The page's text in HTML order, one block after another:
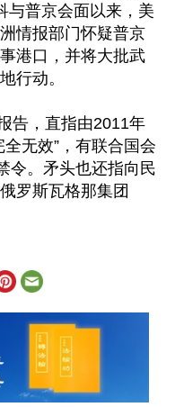
与普京会面以来，美
情报部门怀疑普京
港口，并将大批武
行动。
告，直指由2011年
无效”，有联合国会
令。矛头也还指向民
罗斯瓦格那集团